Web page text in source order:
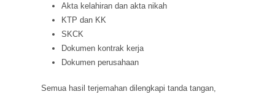
Akta kelahiran dan akta nikah
KTP dan KK
SKCK
Dokumen kontrak kerja
Dokumen perusahaan
Semua hasil terjemahan dilengkapi tanda tangan,